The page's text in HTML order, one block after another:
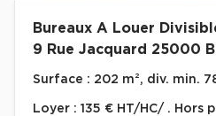
Bureaux A Louer
9 Rue Jacquard 25000
Surface : 202 m², div. min.
Loyer : 135 € HT/HC/ . Hors